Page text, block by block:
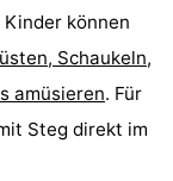
Kinder können
Schaukeln,
amüsieren. Für
Steg direkt im